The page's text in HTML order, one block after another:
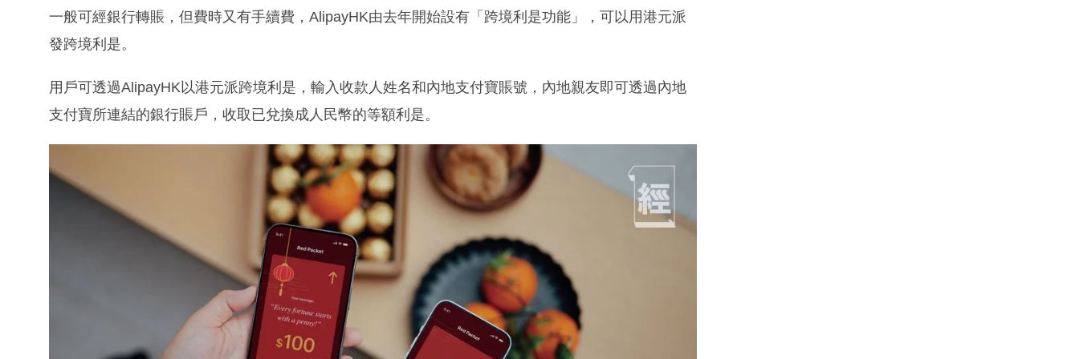
一般可經銀行轉賬，但費時又有手續費，AlipayHK由去年開始設有「跨境利是功能」，可以用港元派
發跨境利是。
用戶可透過AlipayHK以港元派跨境利是，輸入收款人姓名和內地支付寶賬號，內地親友即可透過內地
支付寶所連結的銀行賬戶，收取已兌換成人民幣的等額利是。